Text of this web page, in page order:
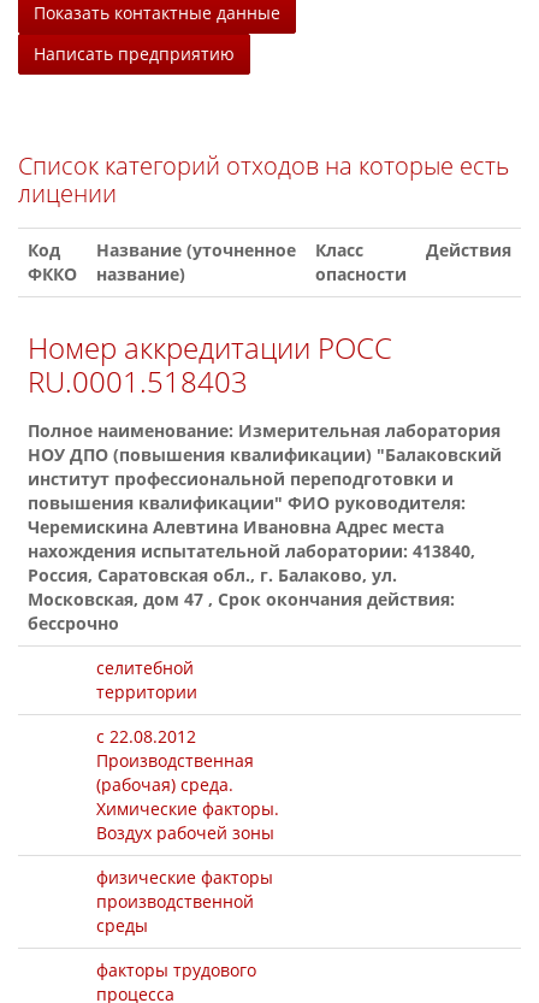
Показать контактные данные
Написать предприятию
Список категорий отходов на которые есть
лицении
Код
ФККО
Название (уточненное
название)
Класс
опасности
Действия
Номер аккредитации РОСС
RU.0001.518403
Полное наименование: Измерительная лаборатория
НОУ ДПО (повышения квалификации) "Балаковский
институт профессиональной переподготовки и
повышения квалификации" ФИО руководителя:
Черемискина Алевтина Ивановна Адрес места
нахождения испытательной лаборатории: 413840,
Россия, Саратовская обл., г. Балаково, ул.
Московская, дом 47 , Срок окончания действия:
бессрочно
селитебной
территории
с 22.08.2012
Производственная
(рабочая) среда.
Химические факторы.
Воздух рабочей зоны
физические факторы
производственной
среды
факторы трудового
процесса